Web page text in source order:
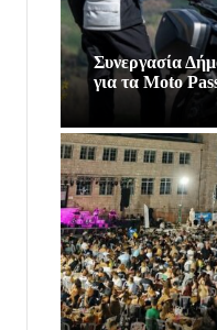
Συνεργασία
για τα Moto